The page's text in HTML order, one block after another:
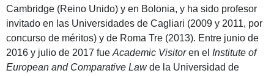
Cambridge (Reino Unido) y en Bolonia, y ha sido profesor
invitado en las Universidades de Cagliari (2009 y 2011, por
concurso de méritos) y de Roma Tre (2013). Entre junio de
2016 y julio de 2017 fue Academic Visitoren el Institute of
European and Comparative Lawde la Universidad de